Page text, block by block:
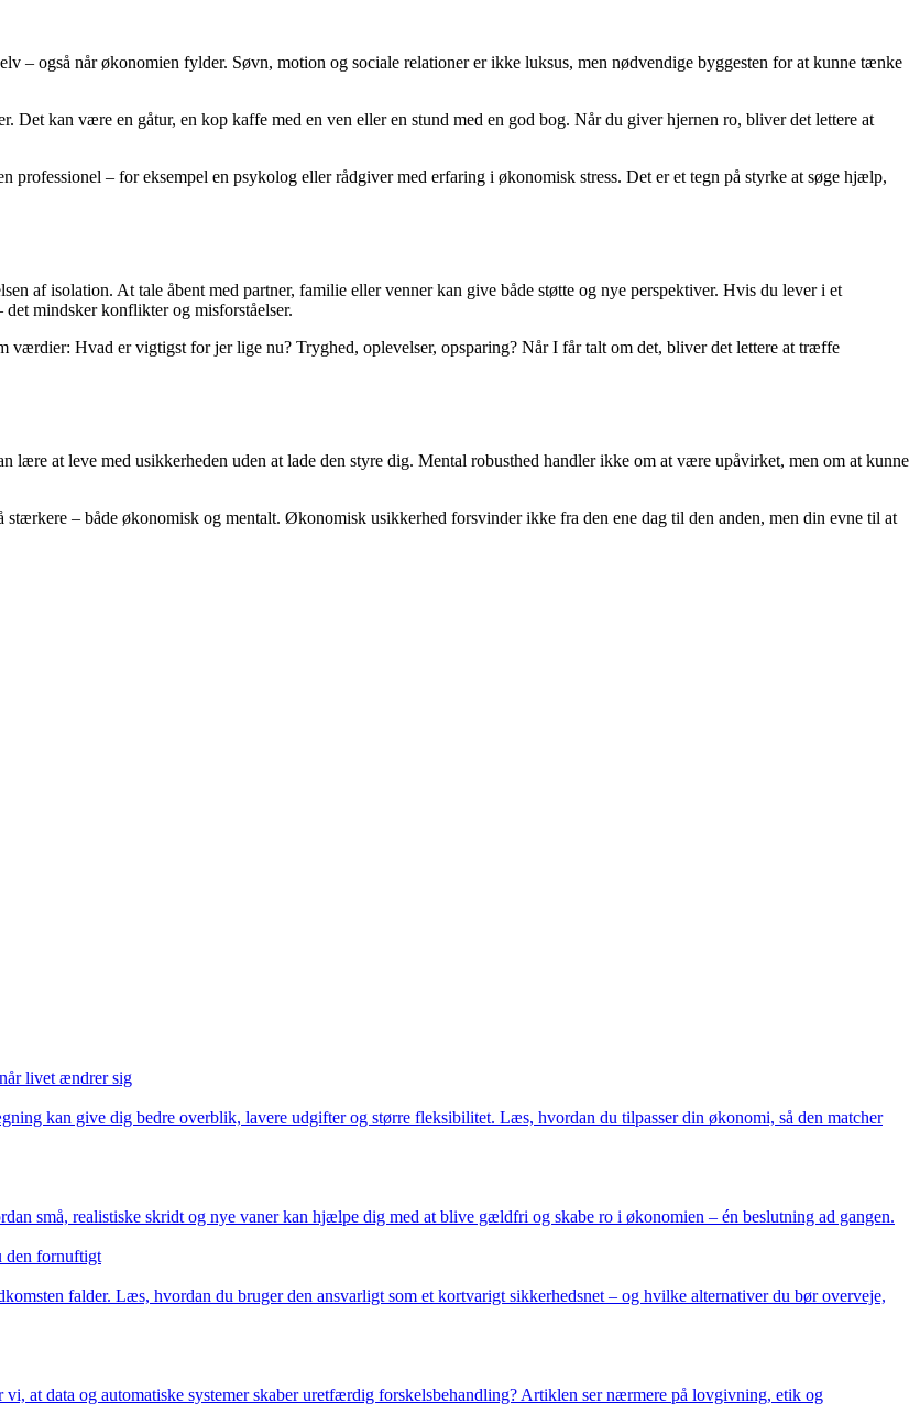
– også når økonomien fylder. Søvn, motion og sociale relationer er ikke luksus, men nødvendige byggesten for at kunne tænke
Det kan være en gåtur, en kop kaffe med en ven eller en stund med en god bog. Når du giver hjernen ro, bliver det lettere at
– for eksempel en psykolog eller rådgiver med erfaring i økonomisk stress. Det er et tegn på styrke at søge hjælp,
af isolation. At tale åbent med partner, familie eller venner kan give både støtte og nye perspektiver. Hvis du lever i et
mindsker konflikter og misforståelser.
værdier: Hvad er vigtigst for jer lige nu? Tryghed, oplevelser, opsparing? Når I får talt om det, bliver det lettere at træffe
at leve med usikkerheden uden at lade den styre dig. Mental robusthed handler ikke om at være upåvirket, men om at kunne
– både økonomisk og mentalt. Økonomisk usikkerhed forsvinder ikke fra den ene dag til den anden, men din evne til at
livet ændrer sig
kan give dig bedre overblik, lavere udgifter og større fleksibilitet. Læs, hvordan du tilpasser din økonomi, så den matcher
små, realistiske skridt og nye vaner kan hjælpe dig med at blive gældfri og skabe ro i økonomien – én beslutning ad gangen.
den fornuftigt
falder. Læs, hvordan du bruger den ansvarligt som et kortvarigt sikkerhedsnet – og hvilke alternativer du bør overveje,
at data og automatiske systemer skaber uretfærdig forskelsbehandling? Artiklen ser nærmere på lovgivning, etik og